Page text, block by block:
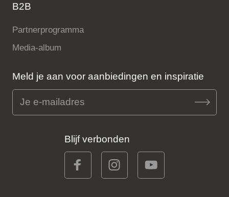
B2B
Partnerprogramma
Media-album
Meld je aan voor aanbiedingen en inspiratie
Blijf verbonden